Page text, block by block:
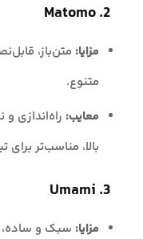
2. Matomo
مزایا: متن‌باز،
متنوع.
معایب: راه‌اندازی
بالا، مناسب‌تر
3. Umami
مزایا: سبک و ساده،